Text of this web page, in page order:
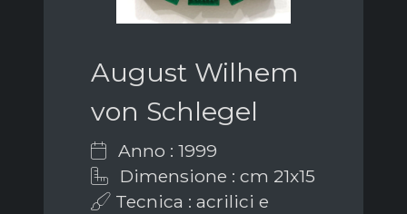
August Wilhem
von Schlegel
Anno : 1999
Dimensione : cm 21x15
Tecnica : acrilici e